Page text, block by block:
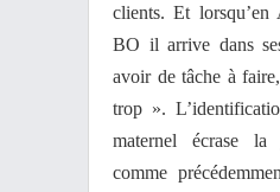
clients. Et
BO il arrive dans
avoir de tâche à
trop ».
maternel écrase la
comme